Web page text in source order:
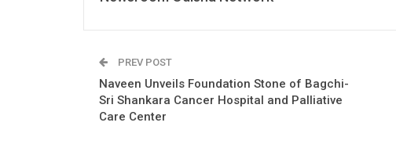
PREV POST
Naveen Unveils Foundation Stone of Bagchi-
Sri Shankara Cancer Hospital and Palliative
Care Center